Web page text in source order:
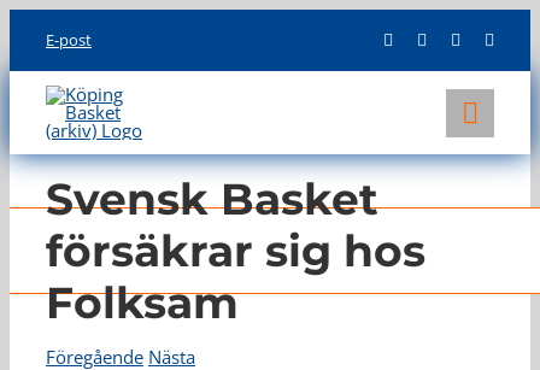
content
E-post
KLUBBEN
INFO
Svensk Basket
försäkrar sig hos
Folksam
Föregående Nästa